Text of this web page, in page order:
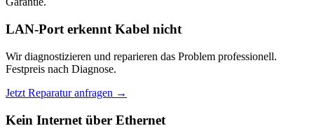
LAN-Port erkennt Kabel nicht
Wir diagnostizieren und reparieren das Problem professionell.
Festpreis nach Diagnose.
Jetzt Reparatur anfragen →
Kein Internet über Ethernet